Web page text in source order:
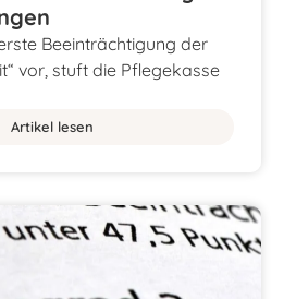
Beeinträchtigung der
vor, stuft die Pflegekasse
Artikel lesen